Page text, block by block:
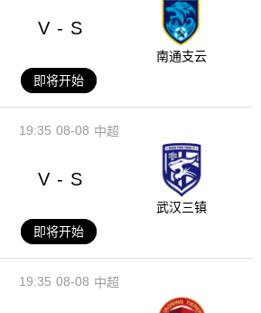
V - S
南通支云
即将开始
08-08
19:35 中超
V - S
武汉三镇
即将开始
08-08
19:35 中超